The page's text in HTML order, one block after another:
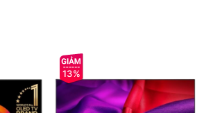
của gia đình.
nhiều loại thực phẩm.
13%